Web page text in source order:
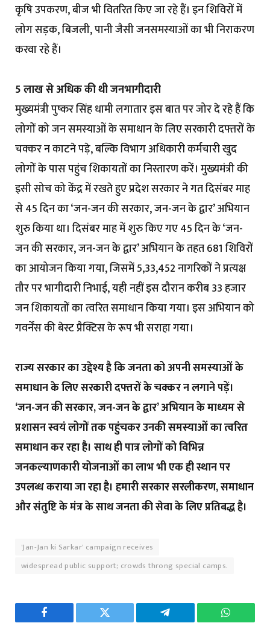
कृषि उपकरण, बीज भी वितरित किए जा रहे हैं। इन शिविरों में
लोग सड़क, बिजली, पानी जैसी जनसमस्याओं का भी निराकरण
करवा रहे हैं।
5 लाख से अधिक की थी जनभागीदारी
मुख्यमंत्री पुष्कर सिंह धामी लगातार इस बात पर जोर दे रहे हैं कि
लोगों को जन समस्याओं के समाधान के लिए सरकारी दफ्तरों के
चक्कर न काटने पड़े, बल्कि विभाग अधिकारी कर्मचारी खुद
लोगों के पास पहुंच शिकायतों का निस्तारण करें। मुख्यमंत्री की
इसी सोच को केंद्र में रखते हुए प्रदेश सरकार ने गत दिसंबर माह
से 45 दिन का ‘जन-जन की सरकार, जन-जन के द्वार’ अभियान
शुरु किया था। दिसंबर माह में शुरु किए गए 45 दिन के ‘जन-
जन की सरकार, जन-जन के द्वार’ अभियान के तहत 681 शिविरों
का आयोजन किया गया, जिसमें 5,33,452 नागरिकों ने प्रत्यक्ष
तौर पर भागीदारी निभाई, यही नहीं इस दौरान करीब 33 हजार
जन शिकायतों का त्वरित समाधान किया गया। इस अभियान को
गवर्नेंस की बेस्ट प्रैक्टिस के रूप भी सराहा गया।
राज्य सरकार का उद्देश्य है कि जनता को अपनी समस्याओं के
समाधान के लिए सरकारी दफ्तरों के चक्कर न लगाने पड़ें।
‘जन-जन की सरकार, जन-जन के द्वार’ अभियान के माध्यम से
प्रशासन स्वयं लोगों तक पहुंचकर उनकी समस्याओं का त्वरित
समाधान कर रहा है। साथ ही पात्र लोगों को विभिन्न
जनकल्याणकारी योजनाओं का लाभ भी एक ही स्थान पर
उपलब्ध कराया जा रहा है। हमारी सरकार सरलीकरण, समाधान
और संतुष्टि के मंत्र के साथ जनता की सेवा के लिए प्रतिबद्ध है।
'Jan-Jan ki Sarkar' campaign receives
widespread public support; crowds throng special camps.
Facebook Twitter Telegram